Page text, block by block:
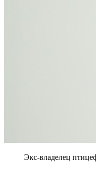
Экс-владелец